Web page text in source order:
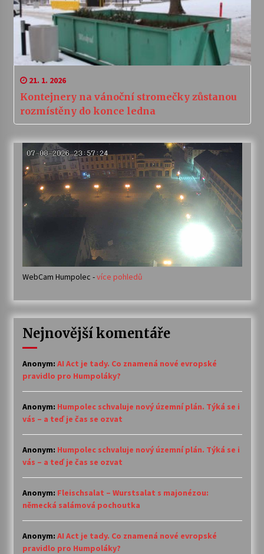
21. 1. 2026
Kontejnery na vánoční stromečky zůstanou
rozmístěny do konce ledna
WebCam Humpolec -více pohledů
Nejnovější komentáře
Anonym: AI Act je tady. Co znamená nové evropské
pravidlo pro Humpoláky?
Anonym: Humpolec schvaluje nový územní plán. Týká se i
vás – a teď je čas se ozvat
Anonym: Humpolec schvaluje nový územní plán. Týká se i
vás – a teď je čas se ozvat
Anonym: Fleischsalat – Wurstsalat s majonézou:
německá salámová pochoutka
Anonym: AI Act je tady. Co znamená nové evropské
pravidlo pro Humpoláky?